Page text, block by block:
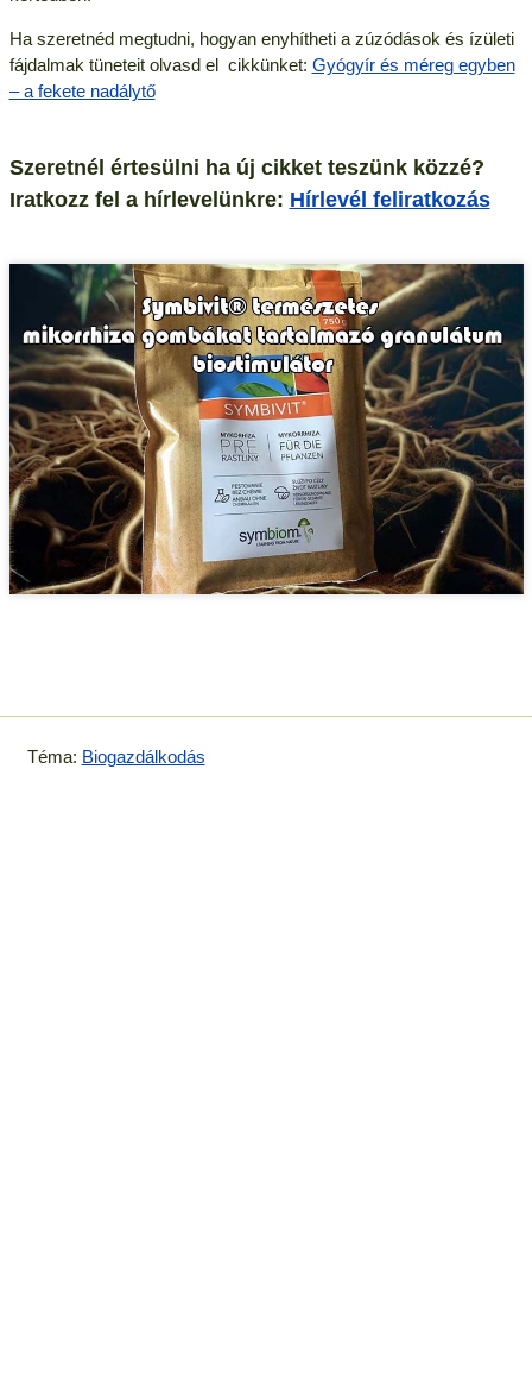
Ha szeretnéd megtudni, hogyan enyhítheti a zúzódások és ízületi
fájdalmak tüneteit olvasd el cikkünket: Gyógyír és méreg egyben
– a fekete nadálytő
Szeretnél értesülni ha új cikket teszünk közzé?
Iratkozz fel a hírlevelünkre: Hírlevél feliratkozás
Téma: Biogazdálkodás